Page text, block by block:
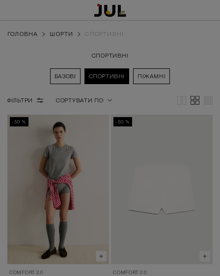
ГОЛОВНА ШОРТИ СПОРТИВНІ
СПОРТИВНІ
БАЗОВІ СПОРТИВНІ ПІЖАМНІ
ФІЛЬТРИ СОРТУВАТИ ПО
-50 %
COMFORT 2.0
-50 %
COMFORT 2.0